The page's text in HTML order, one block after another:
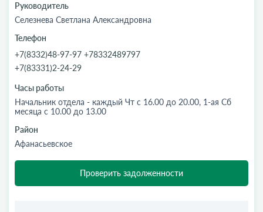
Руководитель
Селезнева Светлана Александровна
Телефон
+7(8332)48-97-97 +78332489797
+7(83331)2-24-29
Часы работы
Начальник отдела - каждый Чт с 16.00 до 20.00, 1-ая Сб
месяца с 10.00 до 13.00
Район
Афанасьевское
Проверить задолженности